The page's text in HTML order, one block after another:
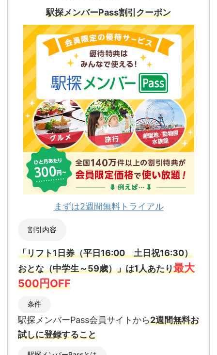
駅探メンバーPass割引クーポン
まずは2週間無料トライアル
割引内容
「リフト1日券（平日16:00 土日祝16:30）
おとな（中学生～59歳）」は1人あたり最大
500円OFF
条件
駅探メンバーPass会員サイトから2週間無料お
試しに登録すること